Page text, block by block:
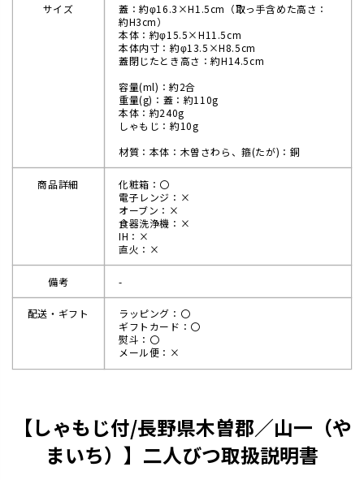
サイズ
蓋：約φ16.3×H1.5cm（取っ手含めた高さ：
約H3cm）
本体：約φ15.5×H11.5cm
本体内寸：約φ13.5×H8.5cm
蓋閉じたとき高さ：約H14.5cm
容量(ml)：約2合
重量(g)：蓋：約110g
本体：約240g
しゃもじ：約10g
材質：本体：木曽さわら、箍(たが)：銅
商品詳細
化粧箱：〇
電子レンジ：×
オーブン：×
食器洗浄機：×
IH：×
直火：×
備考 -
配送・ギフト
ラッピング：〇
ギフトカード：〇
熨斗：〇
メール便：×
【しゃもじ付/長野県木曽郡／山一（や
まいち）】二人びつ取扱説明書